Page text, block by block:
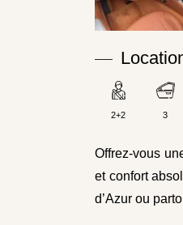
2+2 3
Offrez-vous
et confort
d’Azur ou